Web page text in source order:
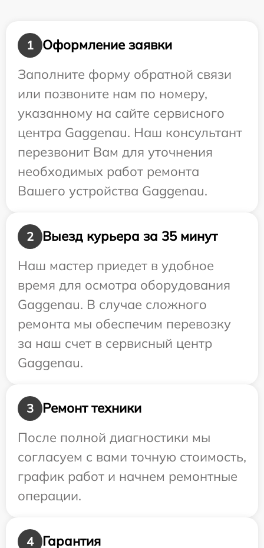
1
Оформление заявки
Заполните форму обратной связи
или позвоните нам по номеру,
указанному на сайте сервисного
центра Gaggenau. Наш консультант
перезвонит Вам для уточнения
необходимых работ ремонта
Вашего устройства Gaggenau.
2
Выезд курьера за 35 минут
Наш мастер приедет в удобное
время для осмотра оборудования
Gaggenau. В случае сложного
ремонта мы обеспечим перевозку
за наш счет в сервисный центр
Gaggenau.
3
Ремонт техники
После полной диагностики мы
согласуем с вами точную стоимость,
график работ и начнем ремонтные
операции.
4
Гарантия